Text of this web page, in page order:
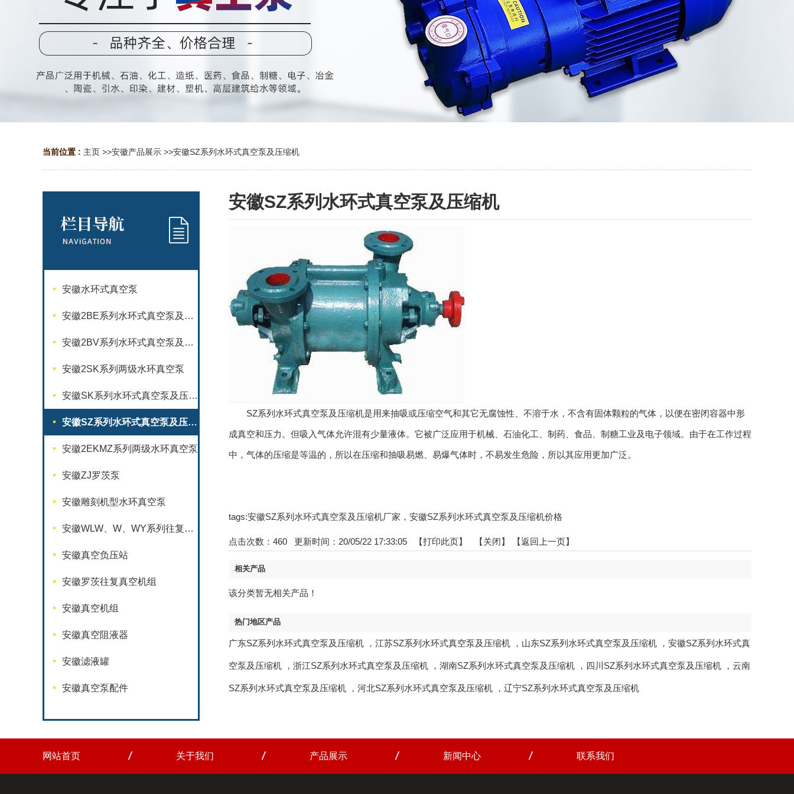
当前位置 : 主页 >>安徽产品展示 >>安徽SZ系列水环式真空泵及压缩机
安徽水环式真空泵
安徽2BE系列水环式真空泵及压缩机
安徽2BV系列水环式真空泵及压缩机
安徽2SK系列两级水环真空泵
安徽SK系列水环式真空泵及压缩机
安徽SZ系列水环式真空泵及压缩机
安徽2EKMZ系列两级水环真空泵
安徽ZJ罗茨泵
安徽雕刻机型水环真空泵
安徽WLW、W、WY系列往复式真空泵
安徽真空负压站
安徽罗茨往复真空机组
安徽真空机组
安徽真空阻液器
安徽滤液罐
安徽真空泵配件
安徽SZ系列水环式真空泵及压缩机
SZ系列水环式真空泵及压缩机是用来抽吸或压缩空气和其它无腐蚀性、不溶于水，不含有固体颗粒的气体，以便在密闭容器中形
成真空和压力。但吸入气体允许混有少量液体。它被广泛应用于机械、石油化工、制药、食品、制糖工业及电子领域。由于在工作过程
中，气体的压缩是等温的，所以在压缩和抽吸易燃、易爆气体时，不易发生危险，所以其应用更加广泛。
tags:安徽SZ系列水环式真空泵及压缩机厂家，安徽SZ系列水环式真空泵及压缩机价格
点击次数： 460 更新时间：20/05/22 17:33:05 【打印此页】 【关闭】 【返回上一页】
相关产品
该分类暂无相关产品！
热门地区产品
广东SZ系列水环式真空泵及压缩机 ， 江苏SZ系列水环式真空泵及压缩机 ， 山东SZ系列水环式真空泵及压缩机 ， 安徽SZ系列水环式真
空泵及压缩机 ， 浙江SZ系列水环式真空泵及压缩机 ， 湖南SZ系列水环式真空泵及压缩机 ， 四川SZ系列水环式真空泵及压缩机 ， 云南
SZ系列水环式真空泵及压缩机 ， 河北SZ系列水环式真空泵及压缩机 ， 辽宁SZ系列水环式真空泵及压缩机
网站首页 关于我们 产品展示 新闻中心 联系我们